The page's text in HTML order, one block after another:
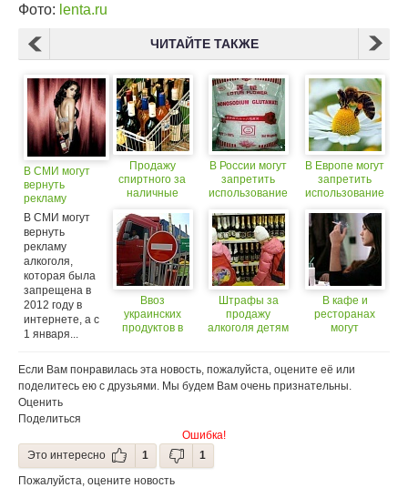
Фото: lenta.ru
ЧИТАЙТЕ ТАКЖЕ
В СМИ могут
вернуть
рекламу
алкоголя (18+)
В СМИ могут
вернуть
рекламу
алкоголя,
которая была
запрещена в
2012 году в
интернете, а с
1 января...
Продажу
спиртного за
наличные
запретить
(18+)
Ввоз
украинских
продуктов в
В России могут
запретить
использование
натрия
Штрафы за
продажу
алкоголя детям
В Европе могут
запретить
использование
из-за которых
гибнут пчелы
В кафе и
ресторанах
могут
2014 года
Если Вам понравилась эта новость, пожалуйста, оцените её или
поделитесь ею с друзьями. Мы будем Вам очень признательны.
Оценить
Поделиться
Ошибка!
Это интересно
1
1
Пожалуйста, оцените новость